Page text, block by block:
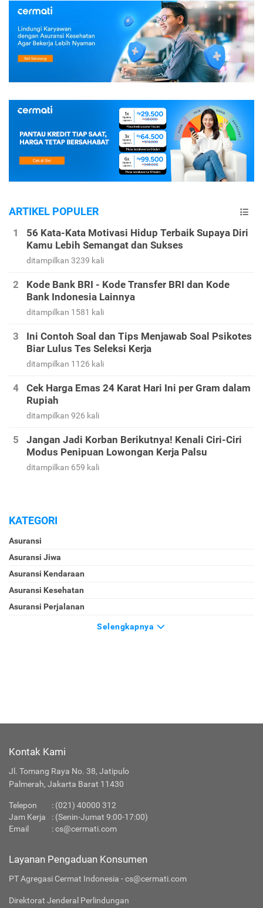
ARTIKEL POPULER
56 Kata-Kata Motivasi Hidup Terbaik Supaya Diri
Kamu Lebih Semangat dan Sukses
ditampilkan 3239 kali
Kode Bank BRI - Kode Transfer BRI dan Kode
Bank Indonesia Lainnya
ditampilkan 1581 kali
Ini Contoh Soal dan Tips Menjawab Soal Psikotes
Biar Lulus Tes Seleksi Kerja
ditampilkan 1126 kali
Cek Harga Emas 24 Karat Hari Ini per Gram dalam
Rupiah
ditampilkan 926 kali
Jangan Jadi Korban Berikutnya! Kenali Ciri-Ciri
Modus Penipuan Lowongan Kerja Palsu
ditampilkan 659 kali
KATEGORI
Asuransi
Asuransi Jiwa
Asuransi Kendaraan
Asuransi Kesehatan
Asuransi Perjalanan
Selengkapnya
Kontak Kami
Jl. Tomang Raya No. 38, Jatipulo
Palmerah, Jakarta Barat 11430
Telepon : (021) 40000 312
Jam Kerja
: (Senin-Jumat 9:00-17:00)
Email
:cs@cermati.com
Layanan Pengaduan Konsumen
PT Agregasi Cermat Indonesia - cs@cermati.com
Direktorat Jenderal Perlindungan